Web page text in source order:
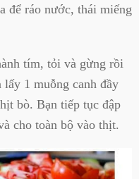
để ráo nước, thái miếng
tím, tỏi và gừng rồi
lấy 1 muỗng canh đầy
bò. Bạn tiếp tục đập
cho toàn bộ vào thịt.